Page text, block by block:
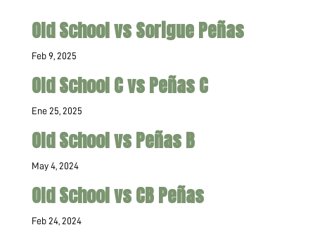
Old School vs Sorigue Peñas
Feb 9, 2025
Old School C vs Peñas C
Ene 25, 2025
Old School vs Peñas B
May 4, 2024
Old School vs CB Peñas
Feb 24, 2024